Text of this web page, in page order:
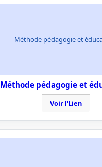
Méthode pédagogie et
Méthode pédagogie et
Voir l'Lien